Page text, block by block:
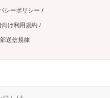
シーポリシー
向け利用規約
送信規律